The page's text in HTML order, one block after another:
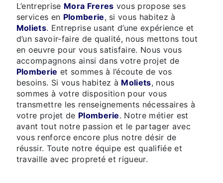
L’entreprise Mora Freres vous propose ses
services en Plomberie, si vous habitez à
Moliets. Entreprise usant d’une expérience et
d’un savoir-faire de qualité, nous mettons tout
en oeuvre pour vous satisfaire. Nous vous
accompagnons ainsi dans votre projet de
Plomberie et sommes à l’écoute de vos
besoins. Si vous habitez à Moliets, nous
sommes à votre disposition pour vous
transmettre les renseignements nécessaires à
votre projet de Plomberie. Notre métier est
avant tout notre passion et le partager avec
vous renforce encore plus notre désir de
réussir. Toute notre équipe est qualifiée et
travaille avec propreté et rigueur.